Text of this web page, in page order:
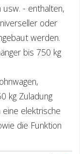
usw. - enthalten,
oder
werden.
bis 750 kg
kg Zuladung
elektrische
die Funktion